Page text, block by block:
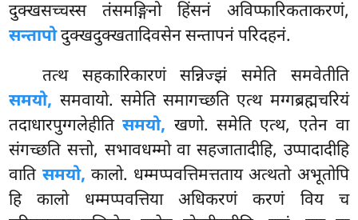
दुक्खसच्चस्स तंसमङ्गिनो हिंसनं अविप्फारिकताकरणं,
सन्तापोदुक्खदुक्खतादिवसेन सन्तापनं परिदहनं.
तत्थ सहकारिकारणं सन्निज्झं समेति समवेतीति
समयो, समवायो. समेति समागच्छति एत्थ मग्गब्रह्मचरियं
तदाधारपुग्गलेहीतिसमयो, खणो. समेति एत्थ, एतेन वा
संगच्छति सत्तो, सभावधम्मो वा सहजातादीहि, उप्पादादीहि
वाति समयो, कालो. धम्मप्पवत्तिमत्तताय अत्थतो अभूतोपि
हि कालो धम्मप्पवत्तिया अधिकरणं करणं विय च